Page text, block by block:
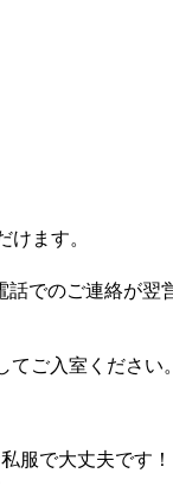
ます。
でのご連絡が翌
ご入室ください。
服で大丈夫です！